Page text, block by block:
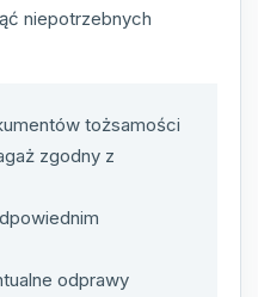
niepotrzebnych
tożsamości
zgodny z
odprawy